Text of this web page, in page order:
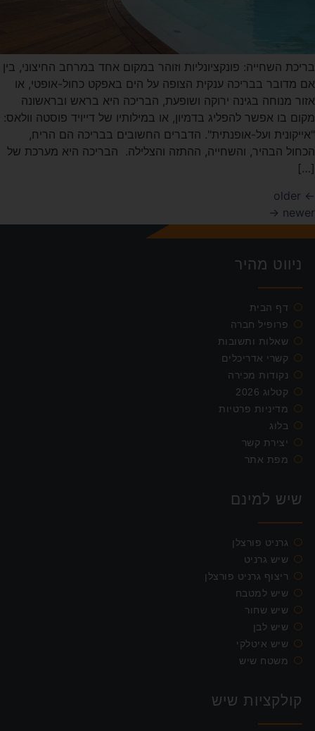
בריכת השחייה: פונקציונליות וזוהר במקום אחד במרחב החיצוני, בין
אם מדובר בבריכה ענקית הצופה על הים באפקט כחול-אופטי, או
אזור מנוחה בגינה ירוקה ושופעת, הבריכה היא בראש ובראשונה
מקום בו אפשר להפליג בדמיון, או במילותיו של דייויד פוסטה וולאס:
"אייקונית ועל-אופנתית". הדברים החשובים בבריכה הם הריח,
הכחול הבהיר, והשחייה, ההתזה והצלילה. הבריכה היא מערכת של
[…]
←
newer
→
ניווט מהיר
דף הבית
פרופיל חברה
שאלות ותשובות
קשרי אדריכלים
נקודות מכירה
קטלוג 2026
מדיניות פרטיות
בלוג
יצירת קשר
מפת אתר
שיש למינם
גרניט פורצלן
שיש גרניט
ריצוף גרניט פורצלן
שיש למטבח
שיש שחור
שיש לבן
שיש איטלקי
משטח שיש
קולקציות שיש